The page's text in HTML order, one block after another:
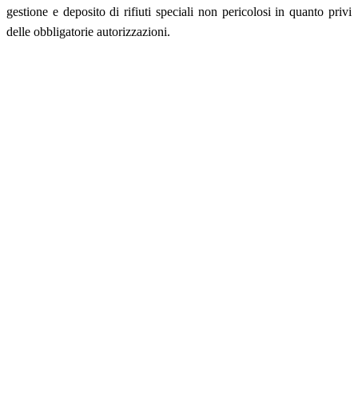
gestione e deposito di rifiuti speciali non pericolosi in quanto privi
delle obbligatorie autorizzazioni.